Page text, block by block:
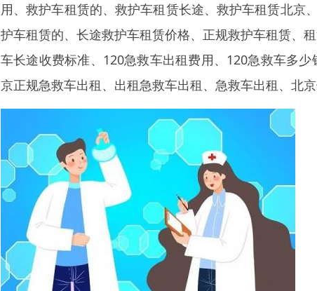
用、救护车租赁的、救护车租赁长途、救护车租赁北京
护车租赁的、长途救护车租赁价格、正规救护车租赁、
车长途收费标准、120急救车出租费用、120急救车多
京正规急救车出租、出租急救车出租、急救车出租、北